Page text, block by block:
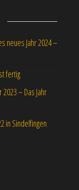
neues Jahr 2024 –
fertig
– Das Jahr
in Sindelfingen